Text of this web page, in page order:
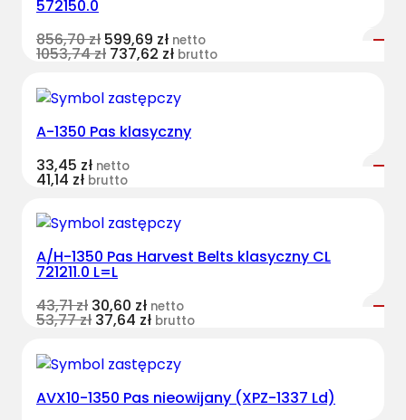
572150.0
856,70zł 599,69 zł netto
1053,74zł 737,62 zł brutto
A-1350 Pas klasyczny
33,45 zł netto
41,14 zł brutto
A/H-1350 Pas Harvest Belts klasyczny CL
721211.0 L=L
43,71zł 30,60 zł netto
53,77zł 37,64 zł brutto
AVX10-1350 Pas nieowijany (XPZ-1337 Ld)